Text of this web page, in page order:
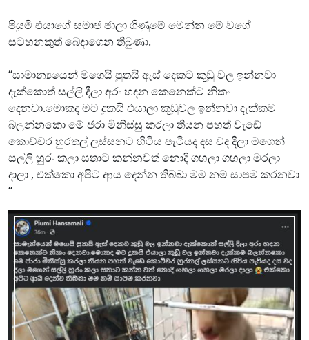
පියුමි එයාගේ සමාජ ජාලා ගිණුමේ මෙන්න මේ වගේ
සටහනකුත් බෙදාගෙන තිබුණා.
“සාමාන්‍යයෙන් මගෙයි පුතයි ඇස් දෙකට කූඩු වල ඉන්නවා
දැක්කොත් සල්ලි දීලා අරං හදන කෙනෙක්ට නිකං
දෙනවා.මොකද මට දුකයි එයාලා කූඩුවල ඉන්නවා දැක්කම
බලන්නකො මේ ජරා මිනිස්සු කරලා තියන පහත් වැඩේ
කොච්චර හුරතල් ලස්සනට හිටිය පැටියද දස වද දීලා මගෙන්
සල්ලි හුරං කලා සතාට කන්නවත් නොදි ගහලා ගහලා මරලා
දාලා , එක්කො අපිට ආය දෙන්න තිබ්බා මම නම් සාපම කරනවා
“